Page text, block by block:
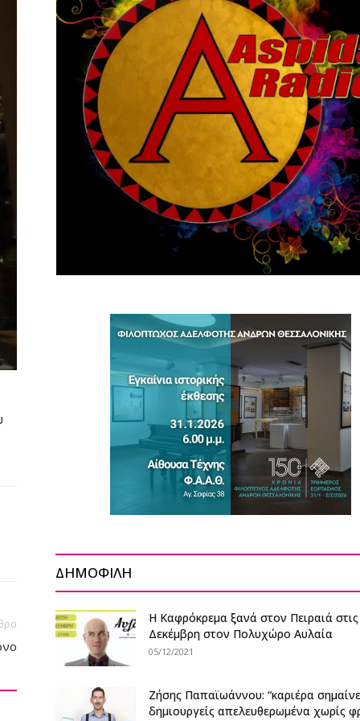
ΔΗΜΟΦΙΛΗ
Η Καφρόκρεμα ξανά στον Πειραιά
Δεκέμβρη στον Πολυχώρο Αυλαία
05/12/2021
Ζήσης Παπαϊωάννου: “καριέρα
δημιουργείς απελευθερωμένα χωρίς